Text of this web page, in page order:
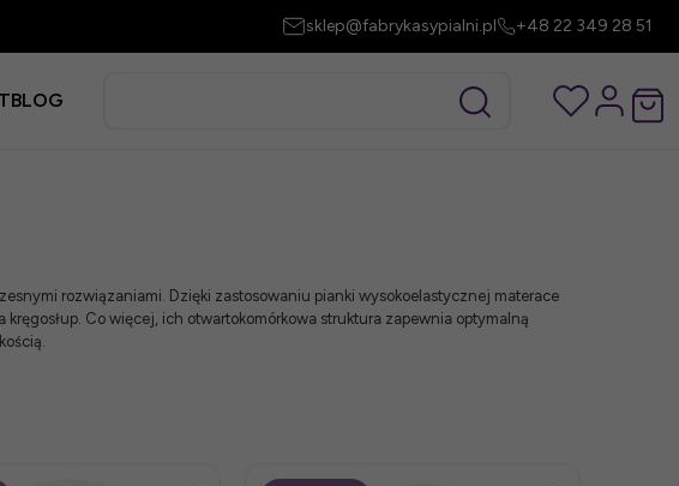
sklep@fabrykasypialni.pl +48 22 349 28 51
BLOG
rozwiązaniami. Dzięki zastosowaniu pianki wysokoelastycznej materace
Co więcej, ich otwartokomórkowa struktura zapewnia optymalną